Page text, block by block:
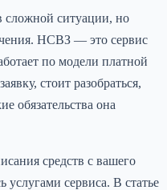
сложной ситуации, но
НСВЗ — это сервис
по модели платной
стоит разобраться,
обязательства она
средств с вашего
услугами сервиса. В статье